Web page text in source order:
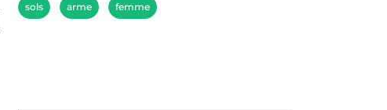
sols arme femme